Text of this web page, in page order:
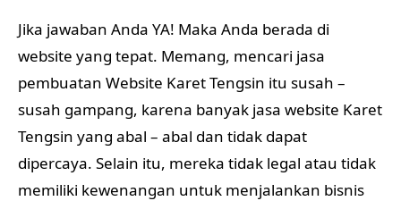
Jika jawaban Anda YA! Maka Anda berada di
website yang tepat. Memang, mencari jasa
pembuatan Website Karet Tengsin itu susah –
susah gampang, karena banyak jasa website Karet
Tengsin yang abal – abal dan tidak dapat
dipercaya. Selain itu, mereka tidak legal atau tidak
memiliki kewenangan untuk menjalankan bisnis